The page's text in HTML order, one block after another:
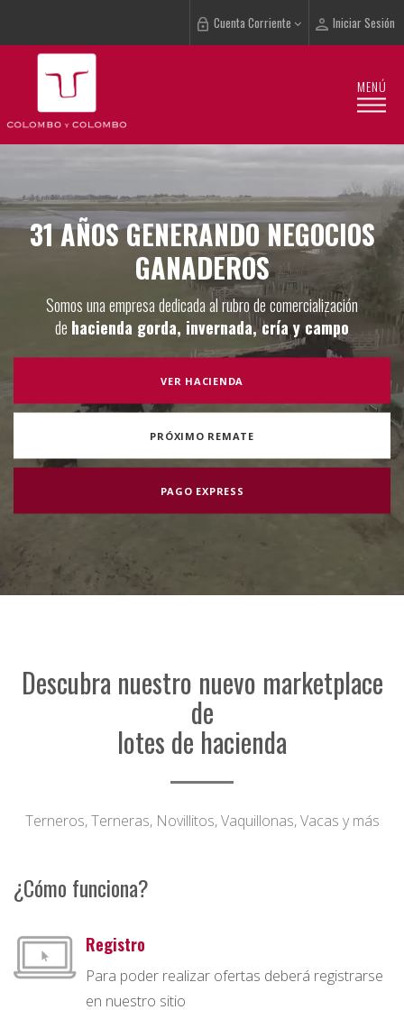
Cuenta Corriente Iniciar Sesión
MENÚ
31 AÑOS GENERANDO NEGOCIOS
GANADEROS
Somos una empresa dedicada al rubro de comercialización
de hacienda gorda, invernada, cría y campo
VER HACIENDA
PRÓXIMO REMATE
PAGO EXPRESS
Descubra nuestro nuevo marketplace
de
lotes de hacienda
Terneros, Terneras, Novillitos, Vaquillonas, Vacas y más
¿Cómo funciona?
Registro
Para poder realizar ofertas deberá registrarse
en nuestro sitio